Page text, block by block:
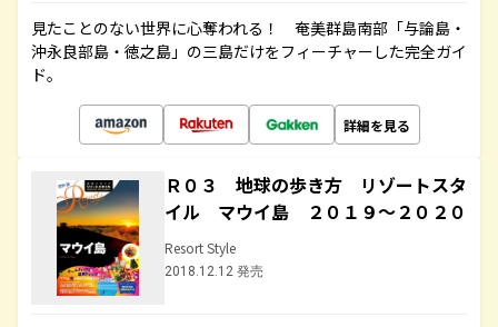
見たことのない世界に心奪われる！ 奄美群島南部「与論島・
沖永良部島・徳之島」の三島だけをフィーチャーした完全ガイ
ド。
詳細を見る
Ｒ０３ 地球の歩き方 リゾートスタ
イル マウイ島 ２０１９～２０２０
Resort Style
2018.12.12 発売